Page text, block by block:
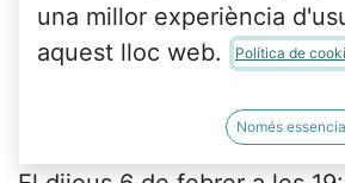
El 23 de gener a les 19:00 h
Jornades amb l’exposició
d'Olga Aznar Sanchis a Ca
una millor experiència
aquest lloc web.
Política de
Només